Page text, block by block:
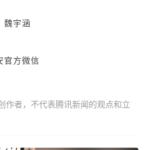
魏宇涵
官方微信
作者，不代表腾讯新闻的观点和立